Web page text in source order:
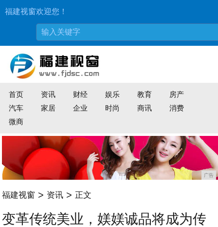
福建视窗欢迎您！
首页 资讯 财经 娱乐 教育
房产
汽车
家居 企业 时尚 商讯
消费
微商
广告
福建视窗 > 资讯 > 正文
变革传统美业，媄媄诚品将成为传